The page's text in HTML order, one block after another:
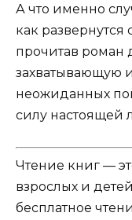
А что именно
как развернутся
прочитав роман
захватывающую
неожиданных
силу настоящей
Чтение книг —
взрослых и
бесплатное